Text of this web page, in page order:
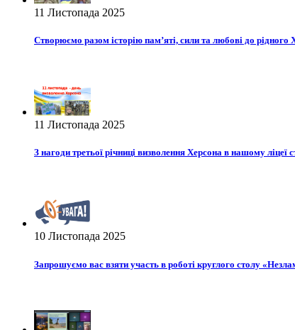
11 Листопада 2025
Створюємо разом історію пам’яті, сили та любові до рідного
11 Листопада 2025
З нагоди третьої річниці визволення Херсона в нашому
10 Листопада 2025
Запрошуємо вас взяти участь в роботі круглого столу